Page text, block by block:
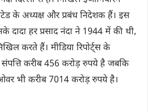
के अध्यक्ष और प्रबंध निदेशक हैं। इस
हर प्रसाद नंदा ने 1944 में की थी,
करते हैं। मीडिया रिपोर्ट्स के
करीब 456 करोड़ रुपये है जबकि
भी करीब 7014 करोड़ रुपये है।